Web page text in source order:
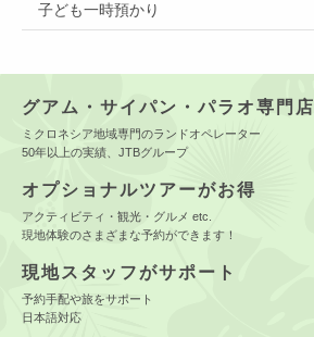
子ども一時預かり
グアム・サイパン・パラオ専門店
ミクロネシア地域専門のランドオペレーター
50年以上の実績、JTBグループ
オプショナルツアーがお得
アクティビティ・観光・グルメ etc.
現地体験のさまざまな予約ができます！
現地スタッフがサポート
予約手配や旅をサポート
日本語対応